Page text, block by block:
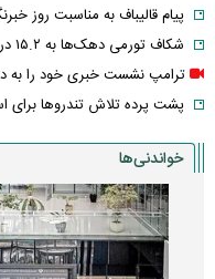
پیام قالیباف به مناسبت روز
شکاف تورمی دهک‌ها به ۱۵.۲ درصد رسید
ترامپ نشست خبری خود را به
پشت پرده تلاش تندروها برای
خواندنی‌ها